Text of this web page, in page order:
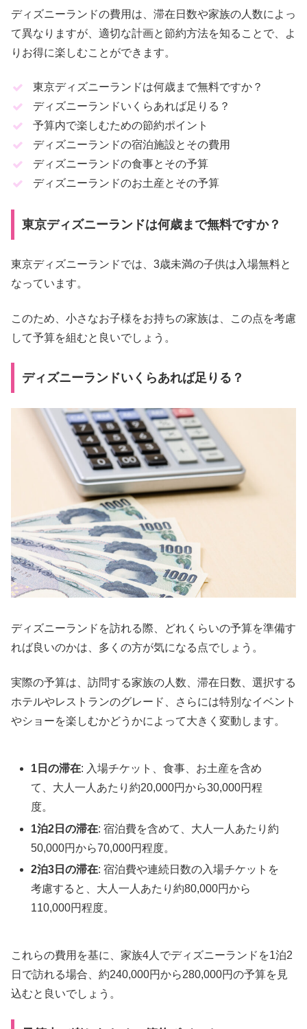
ディズニーランドの費用は、滞在日数や家族の人数によっ
て異なりますが、適切な計画と節約方法を知ることで、よ
りお得に楽しむことができます。
東京ディズニーランドは何歳まで無料ですか？
ディズニーランドいくらあれば足りる？
予算内で楽しむための節約ポイント
ディズニーランドの宿泊施設とその費用
ディズニーランドの食事とその予算
ディズニーランドのお土産とその予算
東京ディズニーランドは何歳まで無料ですか？
東京ディズニーランドでは、3歳未満の子供は入場無料と
なっています。
このため、小さなお子様をお持ちの家族は、この点を考慮
して予算を組むと良いでしょう。
ディズニーランドいくらあれば足りる？
ディズニーランドを訪れる際、どれくらいの予算を準備す
れば良いのかは、多くの方が気になる点でしょう。
実際の予算は、訪問する家族の人数、滞在日数、選択する
ホテルやレストランのグレード、さらには特別なイベント
やショーを楽しむかどうかによって大きく変動します。
1日の滞在: 入場チケット、食事、お土産を含め
て、大人一人あたり約20,000円から30,000円程
度。
1泊2日の滞在: 宿泊費を含めて、大人一人あたり約
50,000円から70,000円程度。
2泊3日の滞在: 宿泊費や連続日数の入場チケットを
考慮すると、大人一人あたり約80,000円から
110,000円程度。
これらの費用を基に、家族4人でディズニーランドを1泊2
日で訪れる場合、約240,000円から280,000円の予算を見
込むと良いでしょう。